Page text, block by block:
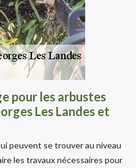
pour les arbustes
Les Landes et
peuvent se trouver au niveau
les travaux nécessaires pour